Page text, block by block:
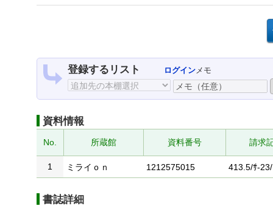
登録するリスト ログインメモ
資料情報
No. 所蔵館 資料番号 請求
1 ミライｏｎ 1212575015 413.5/ｻ-23/
書誌詳細